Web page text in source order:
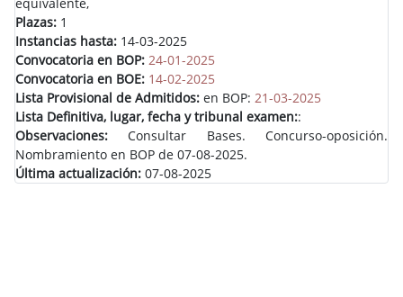
Plazas: 1
Instancias hasta: 14-03-2025
Convocatoria en BOP: 24-01-2025
Convocatoria en BOE: 14-02-2025
Lista Provisional de Admitidos: en BOP: 21-03-2025
Lista Definitiva, lugar, fecha y tribunal examen::
Observaciones: Consultar Bases. Concurso-oposición.
Nombramiento en BOP de 07-08-2025.
Última actualización: 07-08-2025